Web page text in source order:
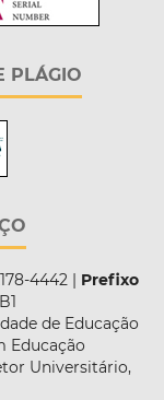
PLÁGIO
4442 | Prefixo
de Educação
Educação
Universitário,